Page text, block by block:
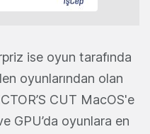
ise oyun tarafında
oyunlarından olan
CUT MacOS'e
GPU’da oyunlara en